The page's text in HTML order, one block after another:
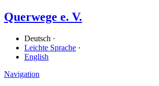
Querwege e. V.
Deutsch ·
Leichte Sprache ·
English
Navigation